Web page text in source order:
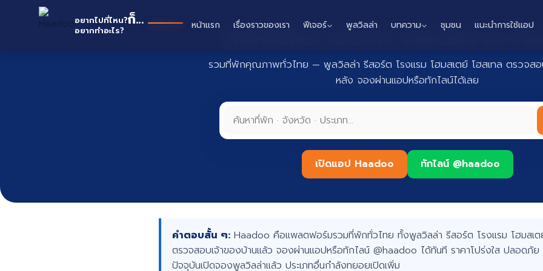
อยากไปที่ไหน?
อยากทำอะไร?
ก็... Haadหน้าแรก เรื่องราวของเรา ฟีเจอร์ พูลวิลล่า บทความ ชุมชน แนะนำการใช้แอป
ที่พักทั่วไทย จองง่าย ปลอดภัย กับ
รวมที่พักคุณภาพทั่วไทย — พูลวิลล่า รีสอร์ต โรงแรม โฮมสเตย์ โฮสเทล ตรวจสอ
หลัง จองผ่านแอปหรือทักไลน์ได้เลย
เปิดแอป Haadoo ทักไลน์ @haadoo
คำตอบสั้น ๆ: Haadoo คือแพลตฟอร์มรวมที่พักทั่วไทย ทั้งพูลวิลล่า รีสอร์ต โรงแรม โฮมสเต
ตรวจสอบเจ้าของบ้านแล้ว จองผ่านแอปหรือทักไลน์ @haadoo ได้ทันที ราคาโปร่งใส ปลอดภั
ปัจจุบันเปิดจองพูลวิลล่าแล้ว ประเภทอื่นกำลังทยอยเปิดเพิ่ม